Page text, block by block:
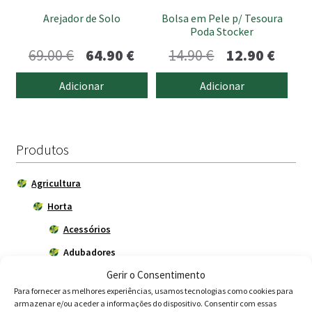
Gerir o Consentimento
Para fornecer as melhores experiências, usamos tecnologias como cookies para
armazenar e/ou aceder a informações do dispositivo. Consentir com essas
Arejador de Solo
69.00€
O
preço
original
64.90 €O
preço
atual
Adicionar
Bolsa em Pele p/ Tesoura
Poda Stocker
14.90€
preço
original
12.90 €O
preço
atual
Adicionar
Produtos
Agricultura
Horta
Acessórios
Adubadores
Carros de mão